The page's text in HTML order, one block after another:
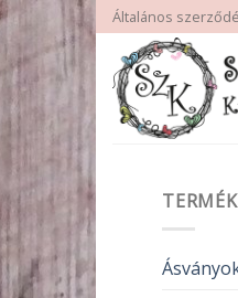
Skip
to
content
Általános